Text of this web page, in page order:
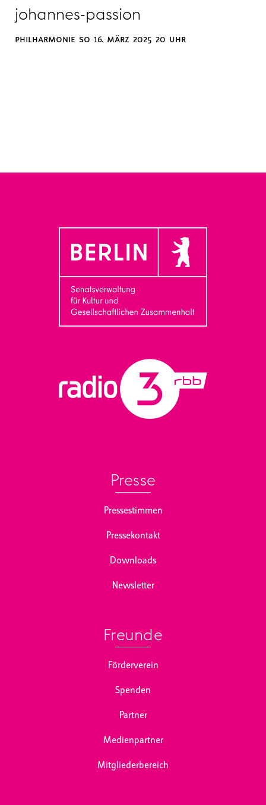
johannes-passion
philharmonie so 16. märz 2025 20 uhr
Presse
Pressestimmen
Pressekontakt
Downloads
Newsletter
Freunde
Förderverein
Spenden
Partner
Medienpartner
Mitgliederbereich